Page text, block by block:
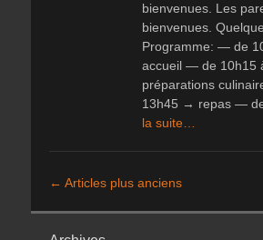
bienvenues. Les
bienvenues.
Programme: — de
accueil — de 10h15
préparations
13h45 → repas —
la suite…
Navigation
← Articles plus anciens